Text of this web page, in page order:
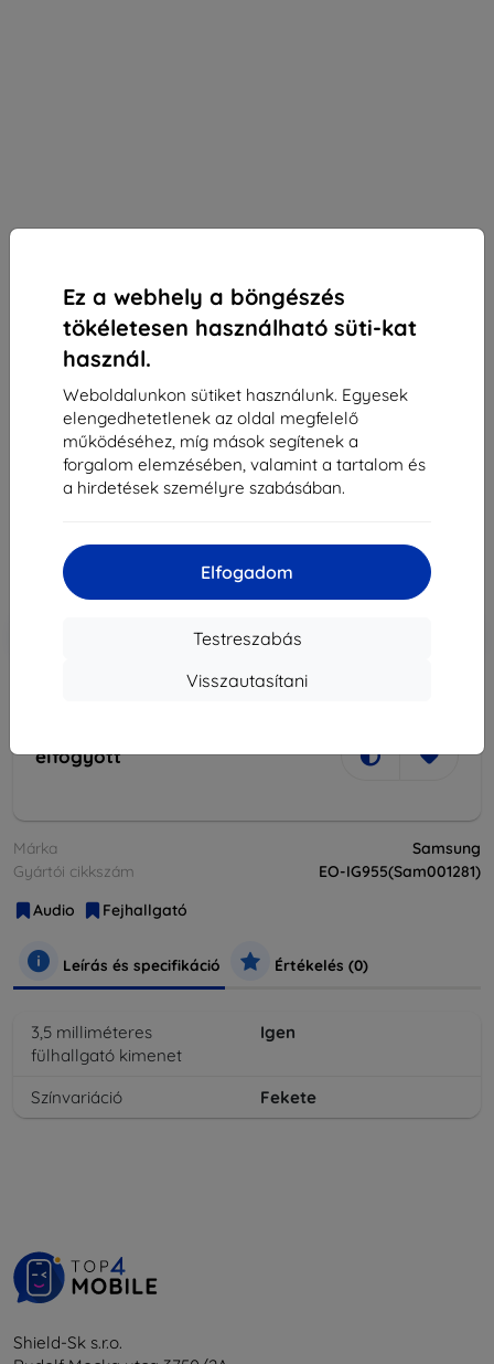
Ez a webhely a böngészés
tökéletesen használható süti-kat
használ.
Weboldalunkon sütiket használunk. Egyesek
elengedhetetlenek az oldal megfelelő
működéséhez, míg mások segítenek a
forgalom elemzésében, valamint a tartalom és
a hirdetések személyre szabásában.
Elfogadom
Testreszabás
Visszautasítani
Fejhallgató Samsung Headset AKG Black Galaxy
S8/S8 Plus (EO-IG955)
4 400 Ft
Ár ÁFA nelkül
Kedvezmény kuponnalEXTRA10
elfogyott
Márka
Samsung
Gyártói cikkszám
EO-IG955(Sam001281)
Audio
Fejhallgató
Leírás és specifikáció Értékelés (0)
3,5 milliméteres
fülhallgató kimenet
Igen
Színvariáció Fekete
Shield-Sk s.r.o.